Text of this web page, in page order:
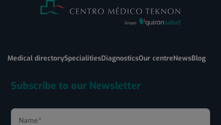
Medical directorySpecialitiesDiagnosticsOur centreNewsBlog
Subscribe to our Newsletter